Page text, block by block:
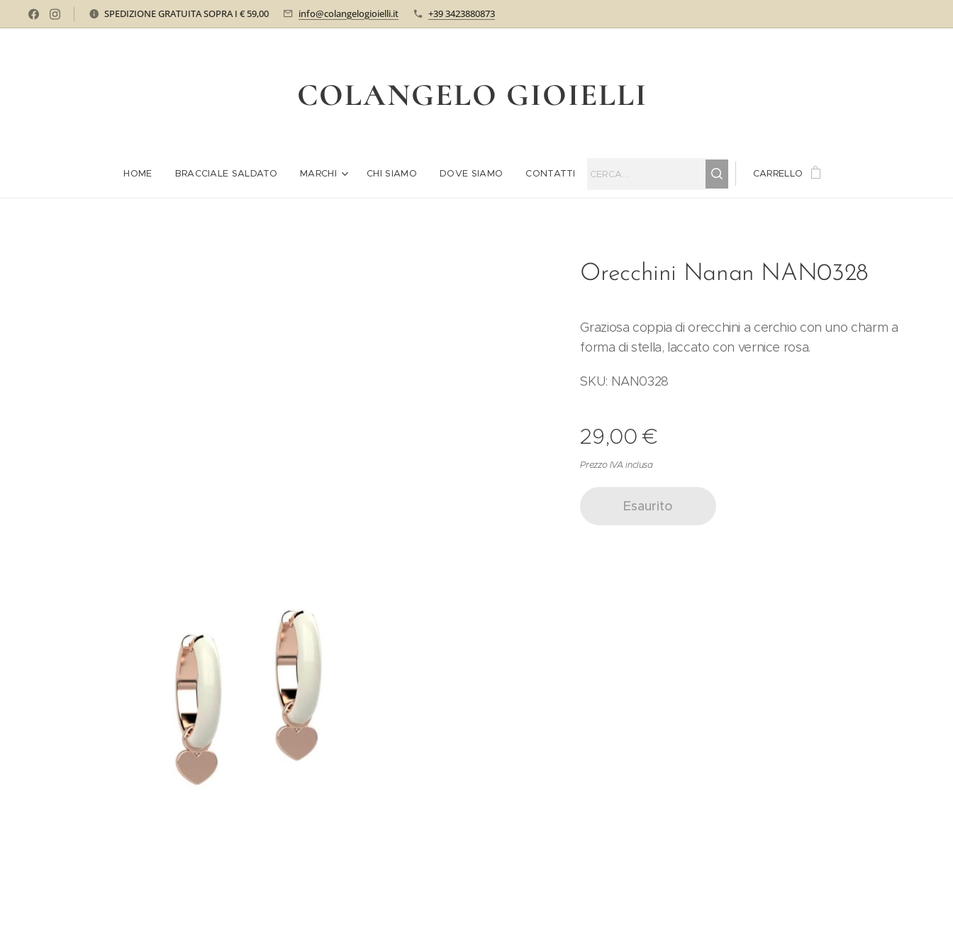
SPEDIZIONE GRATUITA SOPRA I € 59,00 info@colangelogioielli.it +39 3423880873
COLANGELO GIOIELLI
HOME BRACCIALE SALDATO MARCHI CHI SIAMO DOVE SIAMO CONTATTI CARRELLO
Orecchini Nanan NAN0328
Graziosa coppia di orecchini a cerchio con uno charm a
forma di stella, laccato con vernice rosa.
SKU: NAN0328
29,00 €
Prezzo IVA inclusa
Esaurito